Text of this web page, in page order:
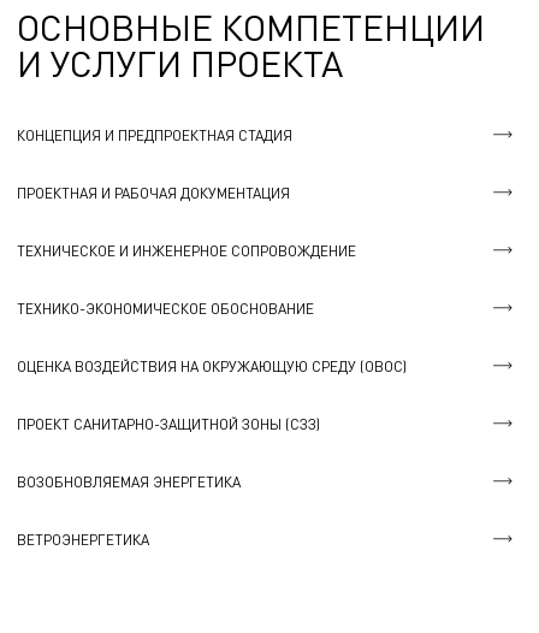
ОСНОВНЫЕ КОМПЕТЕНЦИИ
И УСЛУГИ ПРОЕКТА
КОНЦЕПЦИЯ И ПРЕДПРОЕКТНАЯ СТАДИЯ
ПРОЕКТНАЯ И РАБОЧАЯ ДОКУМЕНТАЦИЯ
ТЕХНИЧЕСКОЕ И ИНЖЕНЕРНОЕ СОПРОВОЖДЕНИЕ
ТЕХНИКО-ЭКОНОМИЧЕСКОЕ ОБОСНОВАНИЕ
ОЦЕНКА ВОЗДЕЙСТВИЯ НА ОКРУЖАЮЩУЮ СРЕДУ (ОВОС)
ПРОЕКТ САНИТАРНО-ЗАЩИТНОЙ ЗОНЫ (СЗЗ)
ВОЗОБНОВЛЯЕМАЯ ЭНЕРГЕТИКА
ВЕТРОЭНЕРГЕТИКА